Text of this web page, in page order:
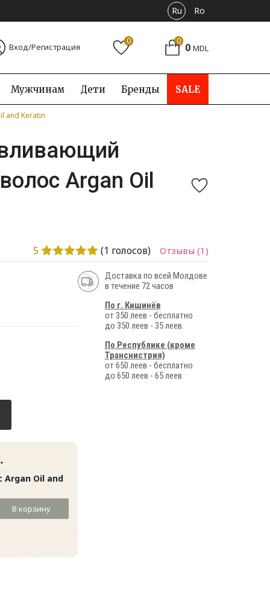
Ru Ro
Вход/Регистрация
0 0 0 MDL
Мужчинам Дети Бренды SALE
and Keratin
Argan Oil
5 (1 голосов) Отзывы (1)
Argan Oil and
В корзину
Доставка по всей Молдове
в течение 72 часов
По г. Кишинёв
от 350 леев - бесплатно
до 350 леев - 35 леев.
По Республике (кроме
Транснистрия)
от 650 леев - бесплатно
до 650 леев - 65 леев